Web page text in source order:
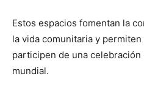
Estos espacios fomentan la
la vida comunitaria y
participen de una
mundial.